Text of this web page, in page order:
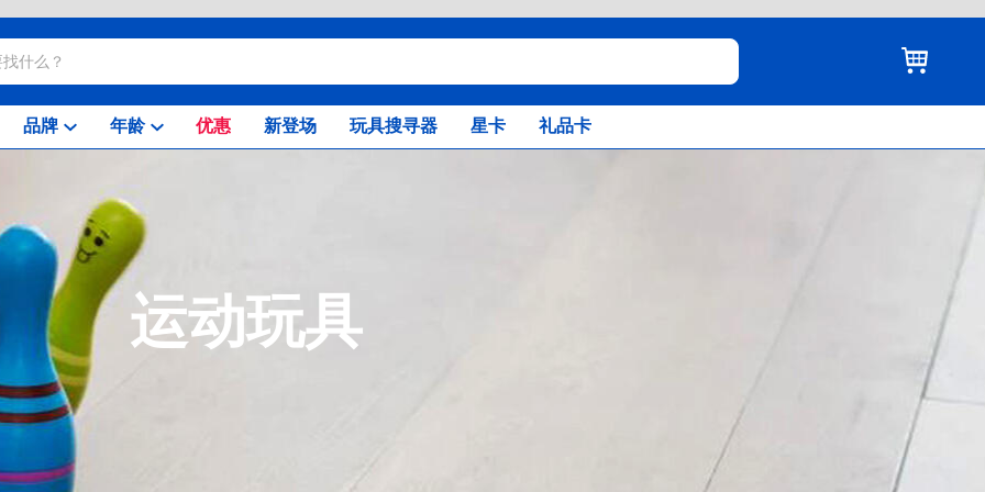
品牌 年龄 优惠 新登场 玩具搜寻器 星卡 礼品卡
运动玩具